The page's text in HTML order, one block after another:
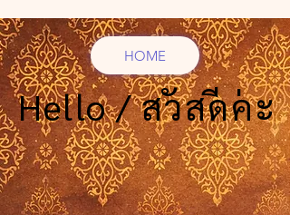
HOME
Hello / สวัสดีค่ะ
Hello / สวัสดีค่ะ